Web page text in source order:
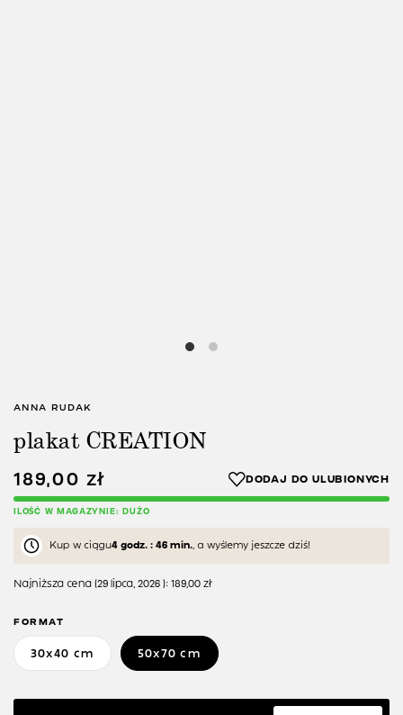
ANNA RUDAK
plakat CREATION
189,00 zł
ILOŚĆ W MAGAZYNIE: DUŻO
Kup w ciągu4 godz. : 46 min. , a wyślemy jeszcze dziś!
Najniższa cena (29 lipca, 2026 ): 189,00 zł
FORMAT
30x40 cm 50x70 cm